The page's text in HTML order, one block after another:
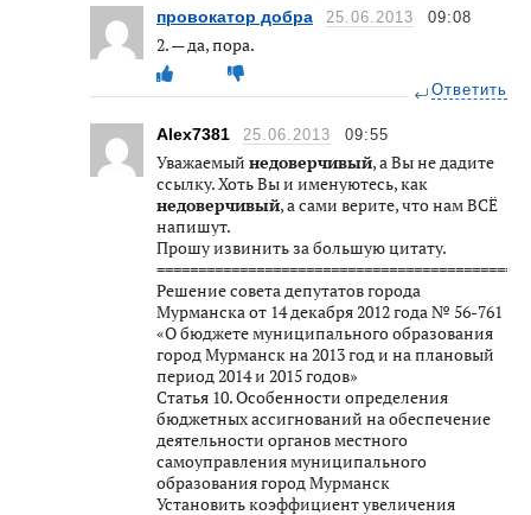
провокатор добра 25.06.2013 09:08
2. — да, пора.
Ответить
Alex7381 25.06.2013 09:55
Уважаемый недоверчивый, а Вы не дадите
ссылку. Хоть Вы и именуютесь, как
недоверчивый, а сами верите, что нам ВСЁ
напишут.
Прошу извинить за большую цитату.
Решение совета депутатов города
Мурманска от 14 декабря 2012 года № 56-761
«О бюджете муниципального образования
город Мурманск на 2013 год и на плановый
период 2014 и 2015 годов»
Статья 10. Особенности определения
бюджетных ассигнований на обеспечение
деятельности органов местного
самоуправления муниципального
образования город Мурманск
Установить коэффициент увеличения